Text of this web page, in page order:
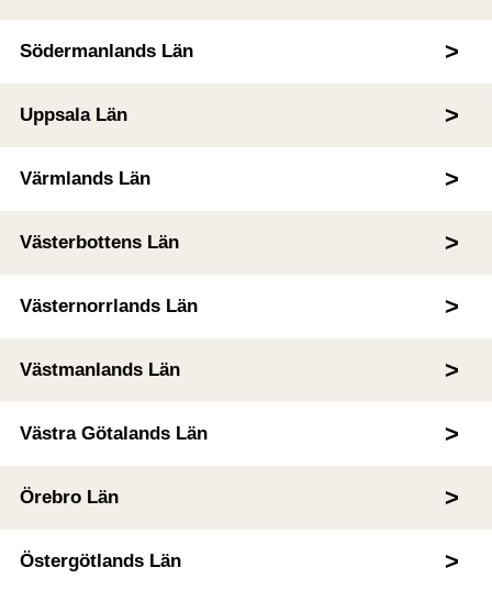
Södermanlands Län
Uppsala Län
Värmlands Län
Västerbottens Län
Västernorrlands Län
Västmanlands Län
Västra Götalands Län
Örebro Län
Östergötlands Län